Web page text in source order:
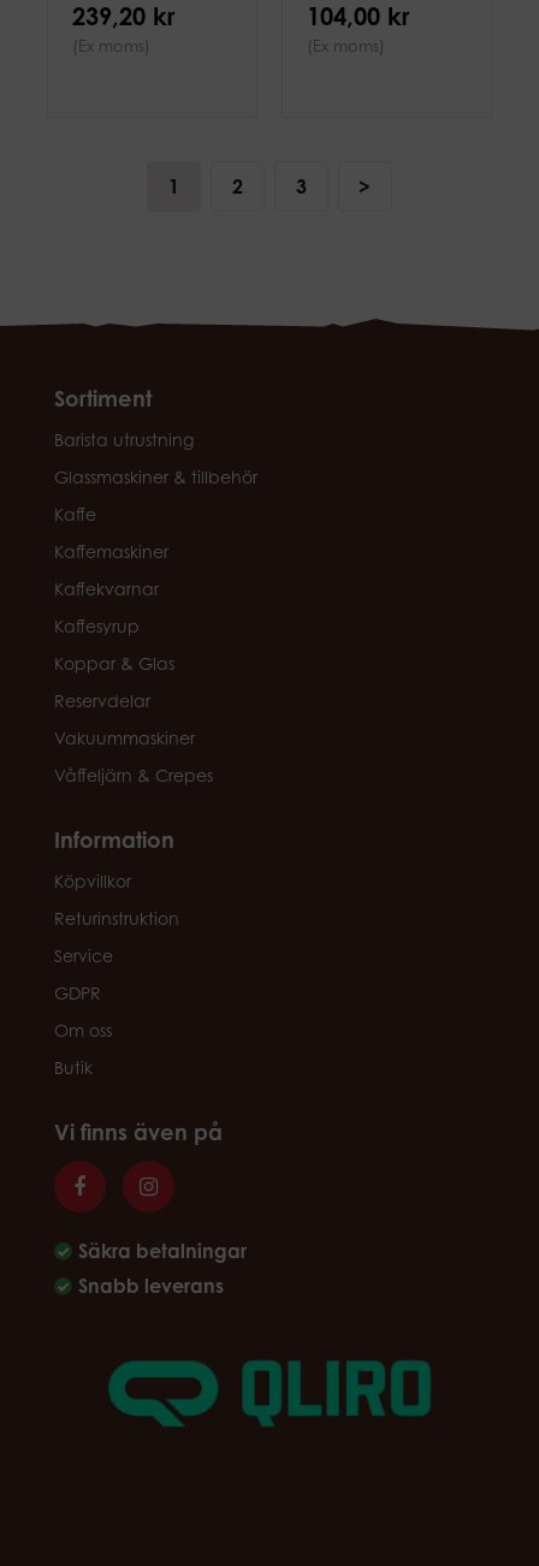
239,20 kr
(Ex moms)
104,00 kr
(Ex moms)
1 2 3 >
Sortiment
Barista utrustning
Glassmaskiner & tillbehör
Kaffe
Kaffemaskiner
Kaffekvarnar
Kaffesyrup
Koppar & Glas
Reservdelar
Vakuummaskiner
Våffeljärn & Crepes
Information
Köpvillkor
Returinstruktion
Service
GDPR
Om oss
Butik
Vi finns även på
Säkra betalningar
Snabb leverans